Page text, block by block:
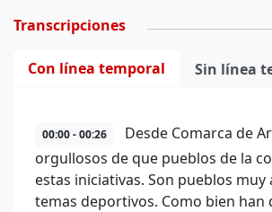
Transcripciones
Con línea temporal Sin línea
00:00 - 00:26
Desde Comarca de
orgullosos de que pueblos de la
estas iniciativas. Son pueblos muy
temas deportivos. Como bien han